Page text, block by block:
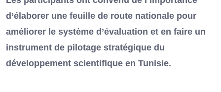
d’élaborer une feuille de route nationale pour
améliorer le système d’évaluation et en faire un
instrument de pilotage stratégique du
développement scientifique en Tunisie.